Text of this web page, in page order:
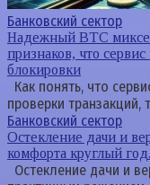
Банковский сектор
Надежный BTC
признаков, что
блокировки
Как понять, что
проверки транзакций,
Банковский сектор
Остекление дачи и
комфорта круглый год.
Остекление дачи и